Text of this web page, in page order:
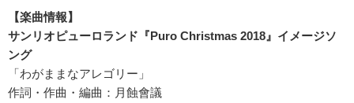
【楽曲情報】
サンリオピューロランド『Puro Christmas 2018』イメージソ
ング
「わがままなアレゴリー」
作詞・作曲・編曲：月蝕會議